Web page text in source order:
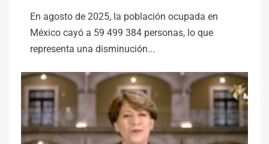
En agosto de 2025, la población ocupada en
México cayó a 59 499 384 personas, lo que
representa una disminución...